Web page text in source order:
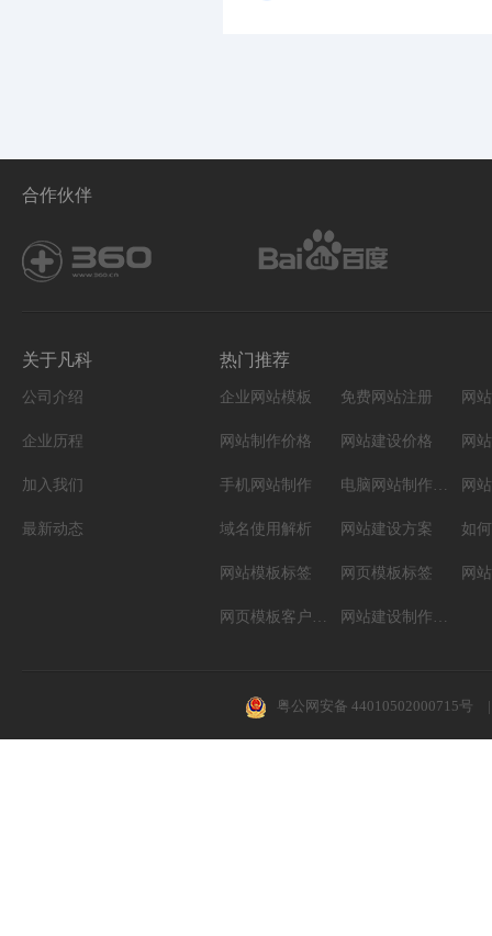
合作伙伴
关于凡科
公司介绍
企业历程
加入我们
最新动态
热门推荐
企业网站模板 免费网站注册 网
网站制作价格 网站建设价格 网
手机网站制作 电脑网站制作设计 网
域名使用解析 网站建设方案 如
网站模板标签 网页模板标签
网页模板客户案例 网站建设制作知识
粤公网安备 44010502000715号 |